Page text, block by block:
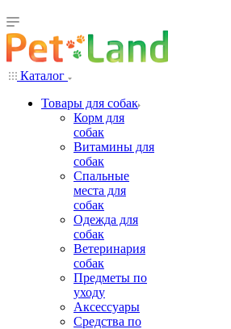
Каталог
Товары для собак
Корм для
собак
Витамины для
собак
Спальные
места для
собак
Одежда для
собак
Ветеринария
собак
Предметы по
уходу
Аксессуары
Средства по